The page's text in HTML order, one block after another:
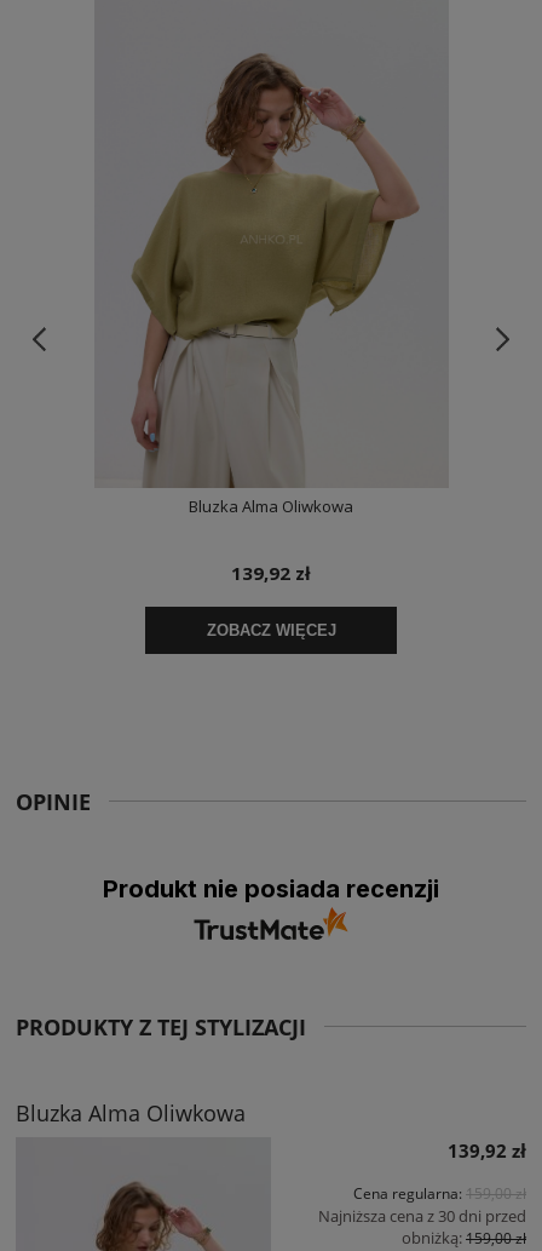
OPINIE
Produkt nie posiada recenzji
PRODUKTY Z TEJ STYLIZACJI
Bluzka Alma Oliwkowa
139,92 zł
Cena regularna: 159,00 zł
Najniższa cena z 30 dni przed
obniżką:159,00 zł